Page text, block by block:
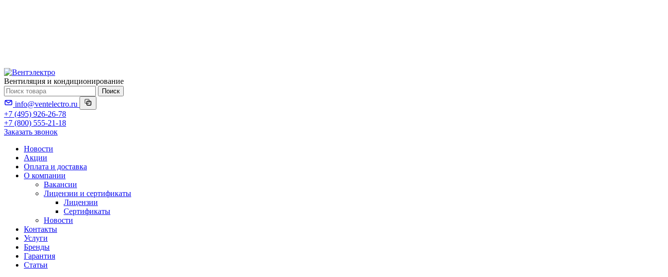
Вентиляция и кондиционирование
Поиск
info@ventelectro.ru
+7 (495) 926-26-78
+7 (800) 555-21-18
Заказать звонок
Новости
Акции
Оплата и доставка
О компании
Вакансии
Лицензии и сертификаты
Лицензии
Сертификаты
Новости
Контакты
Услуги
Бренды
Гарантия
Статьи